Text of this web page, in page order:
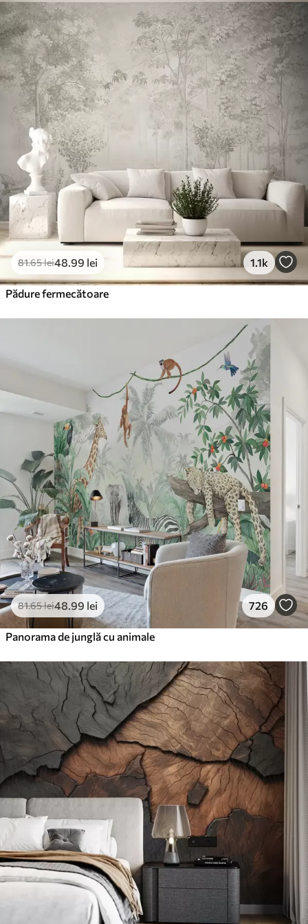
Standard
166.6599.99 lei/m²
Premium
220.02132.01 lei
Vinil Premium
250.00150.00lei/m²
Peel and Stick
300.00
81.65lei48 .99 lei 1.1k
Pădure fermecătoare
81.65lei48 .99 lei 726
Panorama de junglă cu animale